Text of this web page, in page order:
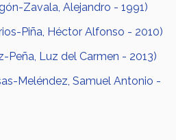
Zavala, Alejandro - 1991)
Piña, Héctor Alfonso - 2010)
Peña, Luz del Carmen - 2013)
Meléndez, Samuel Antonio -